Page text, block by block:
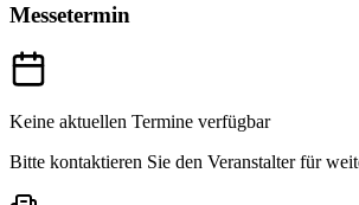
Messetermin
Keine aktuellen Termine verfügbar
Bitte kontaktieren Sie den Veranstalter für